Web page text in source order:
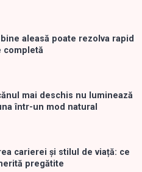
aleasă poate rezolva rapid
completă
mai deschis nu luminează
într-un mod natural
carierei și stilul de viață: ce
pregătite